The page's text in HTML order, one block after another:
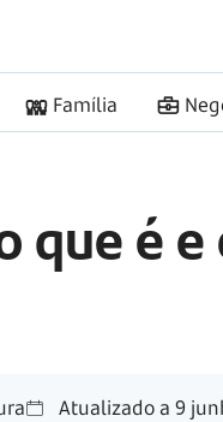
Família
que é
Atualizado a 9